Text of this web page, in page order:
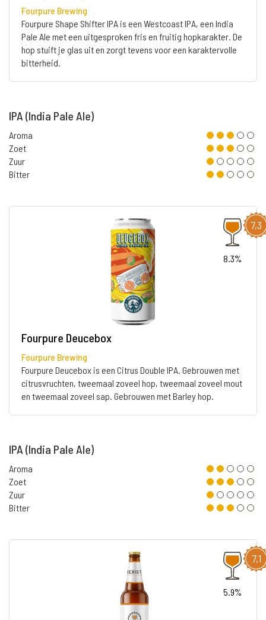
Fourpure Brewing
Fourpure Shape Shifter IPA is een Westcoast IPA, een India
Pale Ale met een uitgesproken fris en fruitig hopkarakter. De
hop stuift je glas uit en zorgt tevens voor een karaktervolle
bitterheid.
IPA (India Pale Ale)
Aroma
Zoet
Zuur
Bitter
7,3
8.3%
Fourpure Deucebox
Fourpure Brewing
Fourpure Deucebox is een Citrus Double IPA. Gebrouwen met
citrusvruchten, tweemaal zoveel hop, tweemaal zoveel mout
en tweemaal zoveel sap. Gebrouwen met Barley hop.
IPA (India Pale Ale)
Aroma
Zoet
Zuur
Bitter
7,1
5.9%